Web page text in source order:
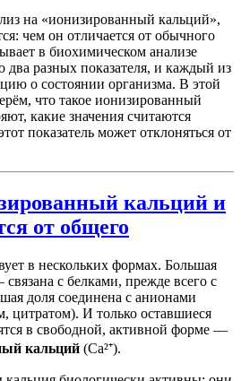
на «ионизированный кальций»,
чем он отличается от обычного
в биохимическом анализе
два разных показателя, и каждый из
о состоянии организма. В этой
что такое ионизированный
какие значения считаются
показатель может отклоняться от
кальций и
от общего
в нескольких формах. Большая
с белками, прежде всего с
доля соединена с анионами
цитратом). И только оставшиеся
в свободной, активной форме —
кальций (Ca²⁺).